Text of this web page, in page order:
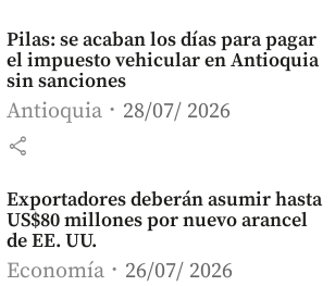
Pilas: se acaban los días para pagar
el impuesto vehicular en Antioquia
sin sanciones
Antioquia 28/07/ 2026
share
Exportadores deberán asumir hasta
US$80 millones por nuevo arancel
de EE. UU.
Economía 26/07/ 2026